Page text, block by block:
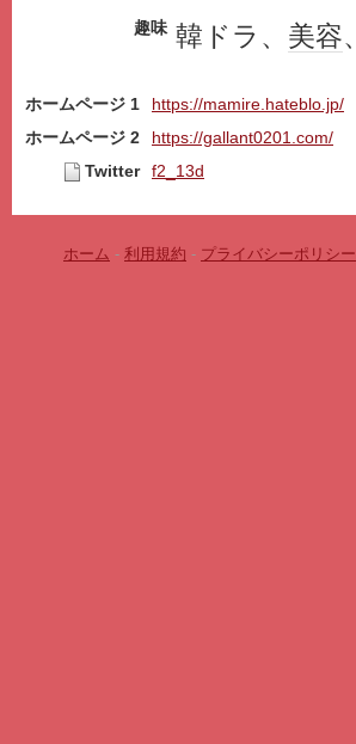
趣味 韓ドラ、 美容、
ホームページ 1
https://mamire.hateblo.jp/
ホームページ 2
https://gallant0201.com/
Twitter
f2_13d
ホーム - 利用規約 - プライバシーポリシー